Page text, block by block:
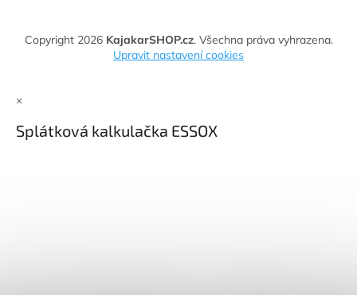
Copyright 2026 KajakarSHOP.cz. Všechna práva vyhrazena.
Upravit nastavení cookies
×
Splátková kalkulačka ESSOX